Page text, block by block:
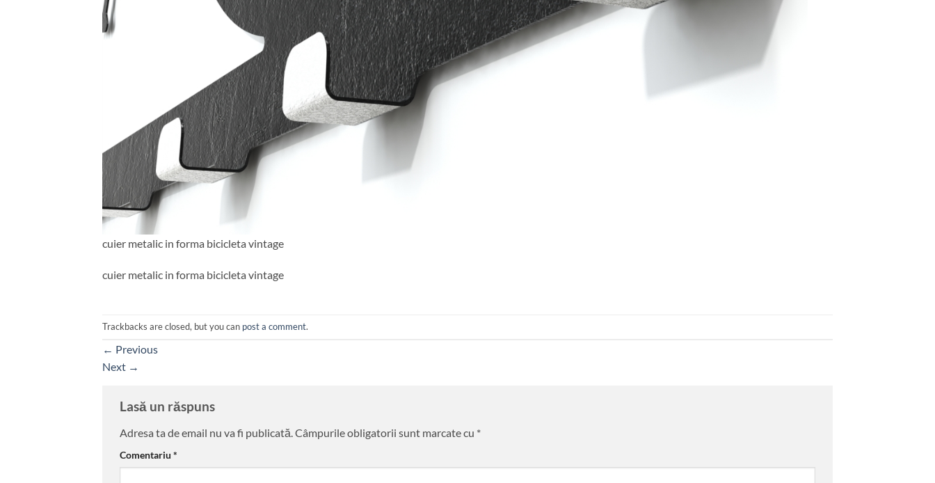
cuier metalic in forma bicicleta vintage
cuier metalic in forma bicicleta vintage
Trackbacks are closed, but you can post a comment.
← Previous
Next →
Lasă un răspuns
Adresa ta de email nu va fi publicată. Câmpurile obligatorii sunt marcate cu *
Comentariu *